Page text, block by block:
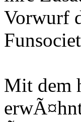
Vorwurf
Mit dem